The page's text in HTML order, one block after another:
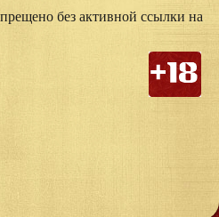
без активной ссылки на